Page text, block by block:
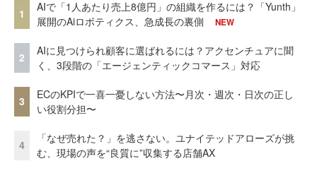
1
AIで「1人あたり売上8億円」の組織を作るには？「Yunth」
展開のAiロボティクス、急成長の裏側
NEW
2
AIに見つけられ顧客に選ばれるには？アクセンチュアに聞
く、3段階の「エージェンティックコマース」対応
3
ECのKPIで一喜一憂しない方法〜月次・週次・日次の正し
い役割分担〜
4
「なぜ売れた？」を逃さない。ユナイテッドアローズが挑
む、現場の声を“良質に”収集する店舗AX